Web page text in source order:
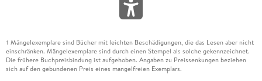
1 Mängelexemplare sind Bücher mit leichten Beschädigungen, die das Lesen aber nicht
einschränken. Mängelexemplare sind durch einen Stempel als solche gekennzeichnet.
Die frühere Buchpreisbindung ist aufgehoben. Angaben zu Preissenkungen beziehen
sich auf den gebundenen Preis eines mangelfreien Exemplars.